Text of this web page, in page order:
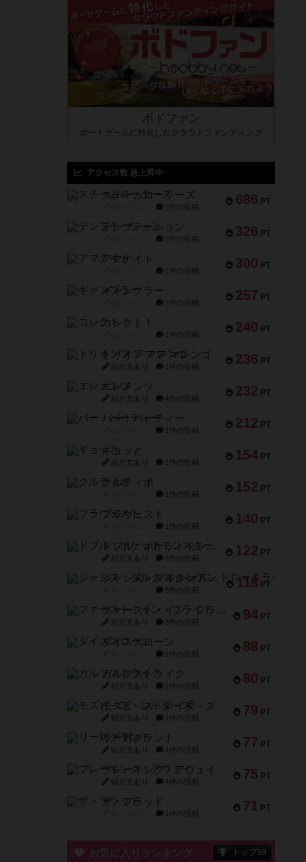
ボドファン
ボードゲームに特化したクラウドファンディング
アクセス数 急上昇中
686 PT
スチームローラーズ
2件の投稿
326 PT
テンプテーション
2件の投稿
300 PT
アマナイト
1件の投稿
257 PT
ギャンブラー
2件の投稿
240 PT
コレクト！
1件の投稿
236 PT
トリオンフ ア マレンゴ
紹介文あり 1件の投稿
232 PT
エレメンツ
紹介文あり 4件の投稿
212 PT
バー！パーティー
1件の投稿
154 PT
ギョッと
紹介文あり 1件の投稿
152 PT
クルティボ
1件の投稿
140 PT
ブラヴェスト
1件の投稿
122 PT
ドブル：ポケットモンスター
紹介文あり 4件の投稿
118 PT
ジャンヌ・ダルク-オルレアン ドロー＆ライト
5件の投稿
94 PT
ファースト・イン・フライト
紹介文あり 3件の投稿
88 PT
ダイススローン
1件の投稿
80 PT
ガルフストライク
紹介文あり 1件の投稿
79 PT
モズビ－ズ・レイダ－ズ
紹介文あり 1件の投稿
77 PT
リー対グラント
紹介文あり 1件の投稿
75 PT
ブレーキング・アウェイ
紹介文あり 4件の投稿
71 PT
ザ・フラッド
1件の投稿
お気に入りランキング トップ50